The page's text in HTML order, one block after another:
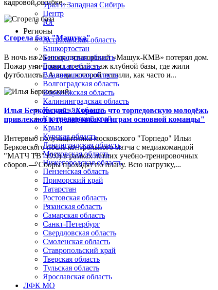
кадровой ошибке...
Сгорела база "Машука"
В ночь на 26 июля пятигорский «Машук-КМВ» потерял дом.
Пожар уничтожил третий этаж клубной базы, где жили
футболисты. А вода, которой тушили, как часто и...
Илья Берковский: "Хорошо, что торпедовскую молодёжь
привлекают к тренировкам и играм основной команды"
Интервью полузащитника московского "Торпедо" Ильи
Берковского после контрольного матча с медиакомандой
"МАТЧ ТВ" (9:0) в рамках летних учебно-тренировочных
сборов.— Сборы проходят по плану. Всю нагрузку,...
Урал и Западная Сибирь
Центр
Юг
Регионы
Астраханская область
Башкортостан
Белгородская область
Брянская область
Владимирская область
Волгоградская область
Воронежская область
Калининградская область
Калужская область
Краснодарский край
Крым
Курская область
Ленинградская область
Московская область
Нижегородская область
Пензенская область
Приморский край
Татарстан
Ростовская область
Рязанская область
Самарская область
Санкт-Петербург
Свердловская область
Смоленская область
Ставропольский край
Тверская область
Тульская область
Ярославская область
ЛФК МО